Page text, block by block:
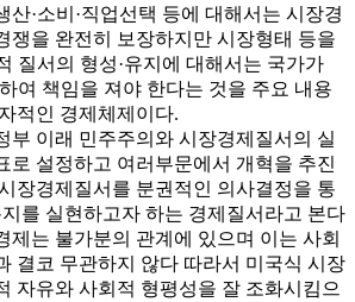
산·소비·직업선택 등에 대해서는 시장경
쟁을 완전히 보장하지만 시장형태 등을
질서의 형성·유지에 대해서는 국가가
여 책임을 져야 한다는 것을 주요 내용
적인 경제체제이다.
부 이래 민주주의와 시장경제질서의 실
로 설정하고 여러부문에서 개혁을 추진
장경제질서를 분권적인 의사결정을 통
를 실현하고자 하는 경제질서라고 본다
제는 불가분의 관계에 있으며 이는 사회
결코 무관하지 않다 따라서 미국식 시장
자유와 사회적 형평성을 잘 조화시킴으